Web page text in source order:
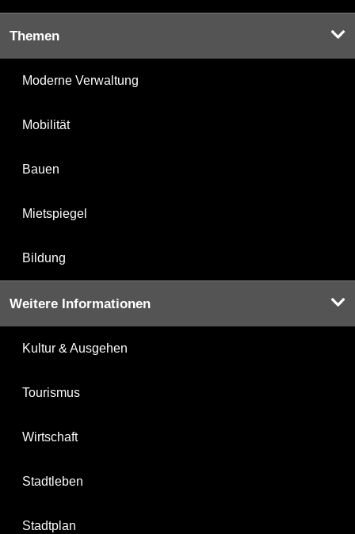
Themen
Moderne Verwaltung
Mobilität
Bauen
Mietspiegel
Bildung
Weitere Informationen
Kultur & Ausgehen
Tourismus
Wirtschaft
Stadtleben
Stadtplan